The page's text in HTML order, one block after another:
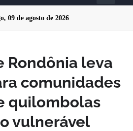
09 de agosto de 2026
Rondônia leva
comunidades
quilombolas
vulnerável